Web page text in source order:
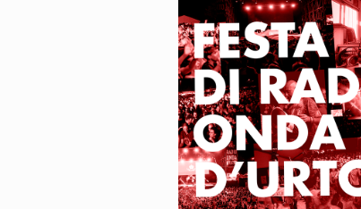
ජනවාරි 01 සිට 2025 දෙසැම්බර්…
ගණන ඉහළ ගොස් තිබේ. ඒ…
මහ වැව" නම් නකතාවක්…
සම්බන්ධයෙන් නිහඬව සිටින ලෙස තමාට දැනුම් දුන්…
ප්‍රනාන්දු විශේෂ ත්‍රිපුද්ගල මහාධිකරණය විසින්…